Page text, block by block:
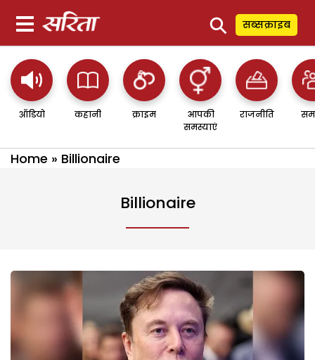
⚲ सब्सक्राइब
ऑडियो कहानी क्राइम
आपकी
समस्याएं
राजनीति
Home » Billionaire
Billionaire